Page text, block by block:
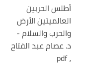
أطلس الحربين
العالميتين الأرض
والحرب والسلام -
د. عصام عبد الفتاح
، pdf